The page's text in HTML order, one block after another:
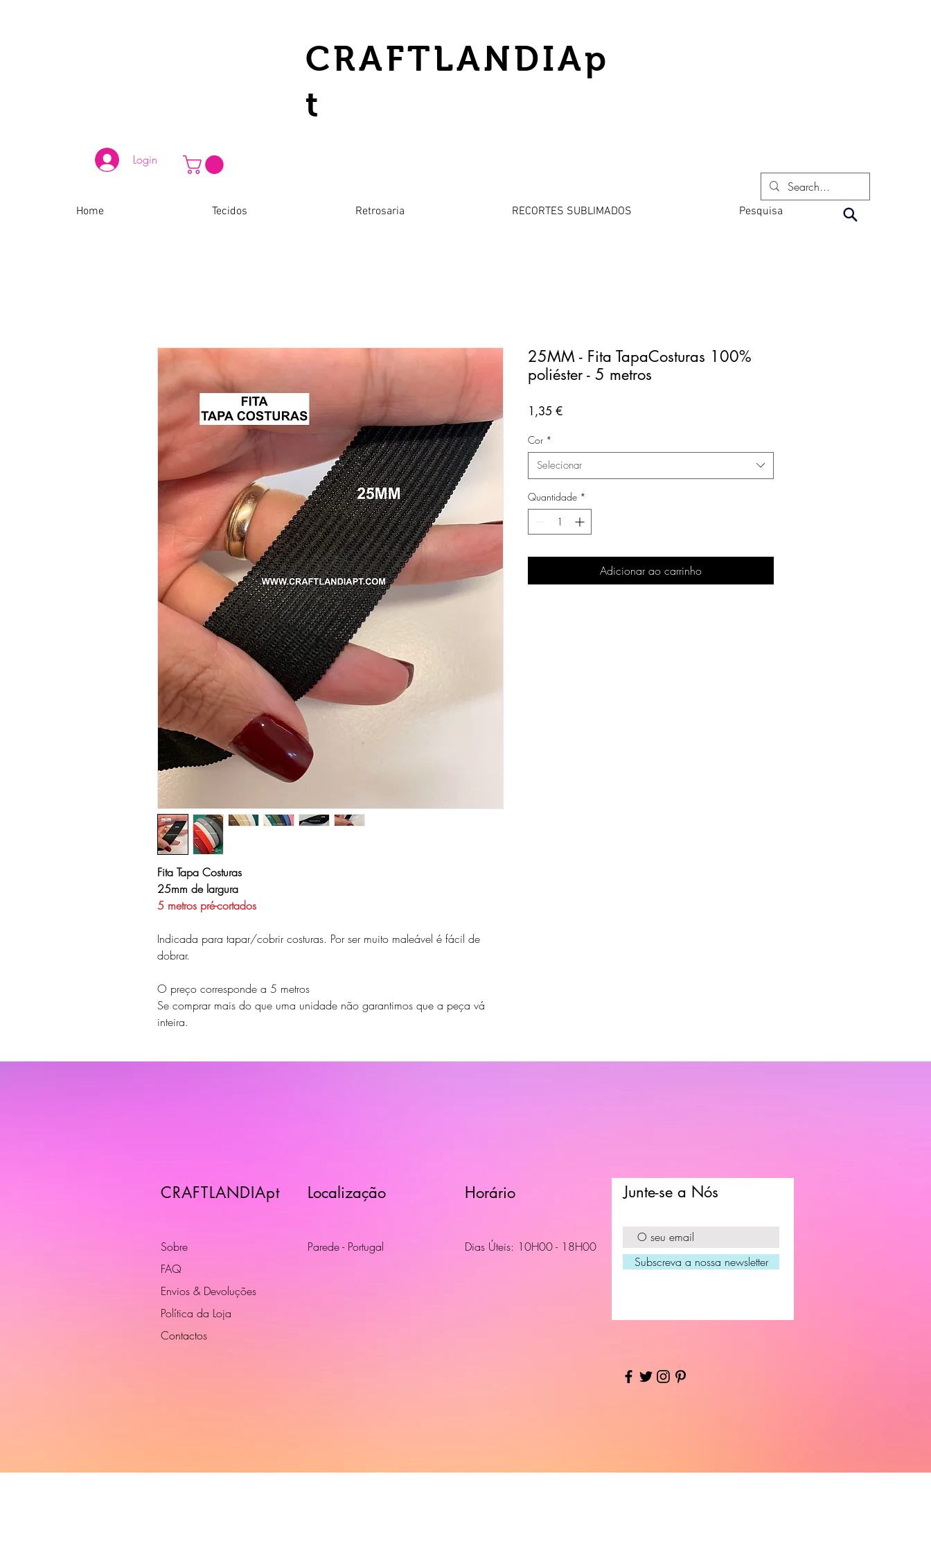
CRAFTLANDIAp
t
Login
Home Tecidos Retrosaria RECORTES SUBLIMADOS Pesquisa
Fita Tapa Costuras
25mm de largura
5 metros pré-cortados
Indicada para tapar/cobrir costuras. Por ser muito maleável é fácil de
dobrar.
O preço corresponde a 5 metros
Se comprar mais do que uma unidade não garantimos que a peça vá
inteira.
25MM - Fita TapaCosturas 100%
poliéster - 5 metros
1,35 €Preço
Cor *
Selecionar
Quantidade *
Adicionar ao carrinho
CRAFTLANDIApt Localização
Sobre
FAQ
Envios & Devoluções
Política da Loja
Contactos
Parede - Portugal
Horário
Dias Úteis: 10H00 - 18H00
Junte-se a Nós
Subscreva a nossa newsletter